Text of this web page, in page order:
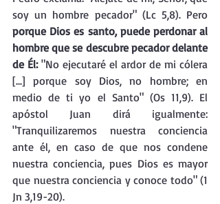
porque Dios es santo, puede perdonar al
hombre que se descubre pecador delante
de Él: "No ejecutaré el ardor de mi cólera
[...] porque soy Dios, no hombre; en
medio de ti yo el Santo" (Os 11,9). El
apóstol Juan dirá igualmente:
"Tranquilizaremos nuestra conciencia
ante él, en caso de que nos condene
nuestra conciencia, pues Dios es mayor
que nuestra conciencia y conoce todo" (1
Jn 3,19-20).